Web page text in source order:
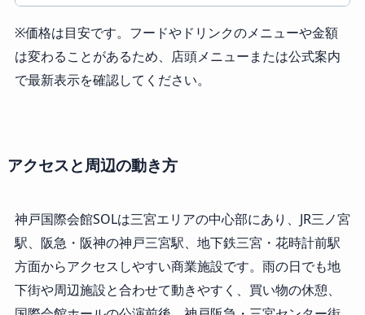
※価格は目安です。フードやドリンクのメニューや金額
は変わることがあるため、店頭メニューまたは公式案内
で最新表示を確認してください。
アクセスと周辺の動き方
神戸国際会館SOLは三宮エリアの中心部にあり、JR三ノ宮
駅、阪急・阪神の神戸三宮駅、地下鉄三宮・花時計前駅
方面からアクセスしやすい商業施設です。雨の日でも地
下街や周辺施設と合わせて動きやすく、買い物の休憩、